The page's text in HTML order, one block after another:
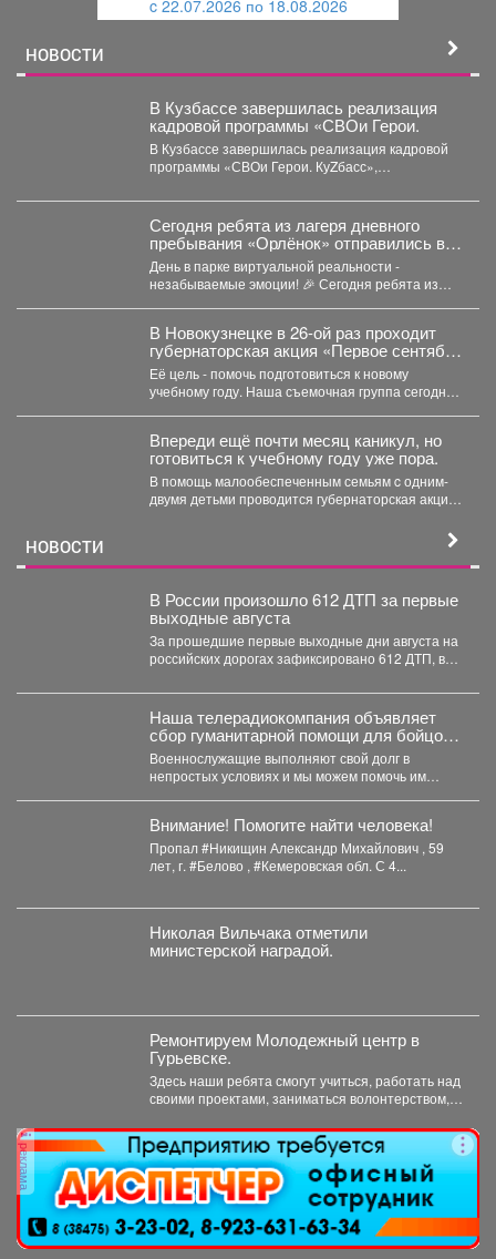
c 22.07.2026 по 18.08.2026
НОВОСТИ
В Кузбассе завершилась реализация
кадровой программы «СВОи Герои.
В Кузбассе завершилась реализация кадровой
программы «СВОи Герои. КуZбасс»,
ветеранов специальной...
Сегодня ребята из лагеря дневного
пребывания «Орлёнок» отправились в
настоящее цифровое приключение - в
парк виртуальной реальности!
День в парке виртуальной реальности -
незабываемые эмоции! 🎉 Сегодня ребята из
В Новокузнецке в 26-ой раз проходит
губернаторская акция «Первое сентября
каждому школьнику».
Её цель - помочь подготовиться к новому
учебному году. Наша съемочная группа сегодня
Впереди ещё почти месяц каникул, но
готовиться к учебному году уже пора.
В помощь малообеспеченным семьям c одним-
двумя детьми проводится губернаторская акция
НОВОСТИ
В России произошло 612 ДТП за первые
выходные августа
За прошедшие первые выходные дни августа на
российских дорогах зафиксировано 612 ДТП, в
Наша телерадиокомпания объявляет
сбор гуманитарной помощи для бойцов
СВО
Военнослужащие выполняют свой долг в
непростых условиях и мы можем помочь им
Внимание! Помогите найти человека!
Пропал #Никищин Александр Михайлович , 59
лет, г. #Белово , #Кемеровская обл. С 4...
Николая Вильчака отметили
министерской наградой.
Ремонтируем Молодежный центр в
Гурьевске.
Здесь наши ребята смогут учиться, работать над
своими проектами, заниматься волонтерством,
реклама